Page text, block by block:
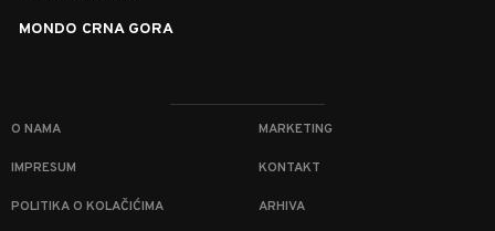
MONDO CRNA GORA
O NAMA MARKETING
IMPRESUM KONTAKT
POLITIKA O KOLAČIĆIMA ARHIVA